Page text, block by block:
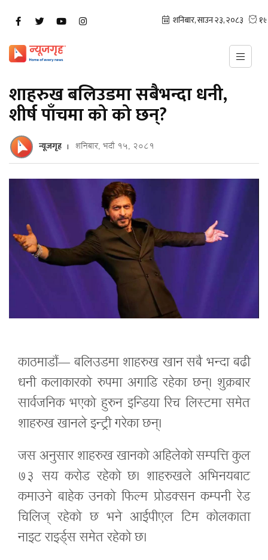
शाहरुख बलिउडमा सबैभन्दा धनी,
शीर्ष पाँचमा को को छन्?
न्यूजगृह शनिबार, भदौ १५, २०८१
काठमाडौं— बलिउडमा शाहरुख खान सबै भन्दा बढी
धनी कलाकारको रुपमा अगाडि रहेका छन्। शुक्रबार
सार्वजनिक भएको हुरुन इन्डिया रिच लिस्टमा समेत
शाहरुख खानले इन्ट्री गरेका छन्।
जस अनुसार शाहरुख खानको अहिलेको सम्पत्ति कुल
७३ सय करोड रहेको छ। शाहरुखले अभिनयबाट
कमाउने बाहेक उनको फिल्म प्रोडक्सन कम्पनी रेड
चिलिज् रहेको छ भने आईपीएल टिम कोलकाता
नाइट राइर्ड्स समेत रहेको छ।